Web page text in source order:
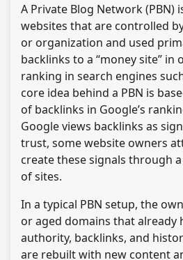
A Private Blog Network (PBN)
websites that are controlled
or organization and used
backlinks to a “money site”
ranking in search engines
core idea behind a PBN is
of backlinks in Google’s
Google views backlinks as
trust, some website owners
create these signals through
of sites.
In a typical PBN setup, the
or aged domains that already
authority, backlinks, and
are rebuilt with new content